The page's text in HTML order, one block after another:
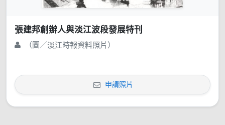
張建邦創辦人與淡江波段發展特刊
（圖／淡江時報資料照片）
申請照片